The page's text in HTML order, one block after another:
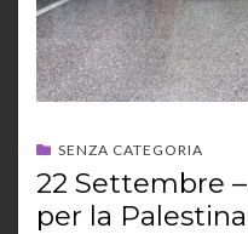
SENZA CATEGORIA
22 Settembre
per la Palestina